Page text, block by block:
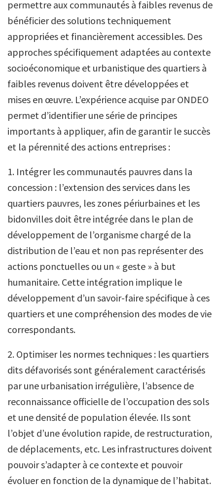
permettre aux communautés à faibles revenus de
bénéficier des solutions techniquement
appropriées et financièrement accessibles. Des
approches spécifiquement adaptées au contexte
socioéconomique et urbanistique des quartiers à
faibles revenus doivent être développées et
mises en œuvre. L’expérience acquise par ONDEO
permet d’identifier une série de principes
importants à appliquer, afin de garantir le succès
et la pérennité des actions entreprises :
1. Intégrer les communautés pauvres dans la
concession : l’extension des services dans les
quartiers pauvres, les zones périurbaines et les
bidonvilles doit être intégrée dans le plan de
développement de l’organisme chargé de la
distribution de l’eau et non pas représenter des
actions ponctuelles ou un « geste » à but
humanitaire. Cette intégration implique le
développement d’un savoir-faire spécifique à ces
quartiers et une compréhension des modes de vie
correspondants.
2. Optimiser les normes techniques : les quartiers
dits défavorisés sont généralement caractérisés
par une urbanisation irrégulière, l’absence de
reconnaissance officielle de l’occupation des sols
et une densité de population élevée. Ils sont
l’objet d’une évolution rapide, de restructuration,
de déplacements, etc. Les infrastructures doivent
pouvoir s’adapter à ce contexte et pouvoir
évoluer en fonction de la dynamique de l’habitat.